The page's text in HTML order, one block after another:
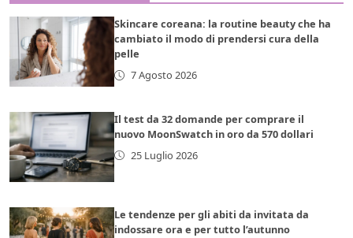
Skincare coreana: la routine beauty che ha
cambiato il modo di prendersi cura della
pelle
7 Agosto 2026
Il test da 32 domande per comprare il
nuovo MoonSwatch in oro da 570 dollari
25 Luglio 2026
Le tendenze per gli abiti da invitata da
indossare ora e per tutto l’autunno